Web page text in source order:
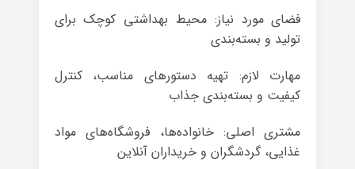
فضای مورد نیاز: محیط بهداشتی کوچک برای
تولید و بسته‌بندی
مهارت لازم: تهیه دستورهای مناسب، کنترل
کیفیت و بسته‌بندی جذاب
مشتری اصلی: خانواده‌ها، فروشگاه‌های مواد
غذایی، گردشگران و خریداران آنلاین